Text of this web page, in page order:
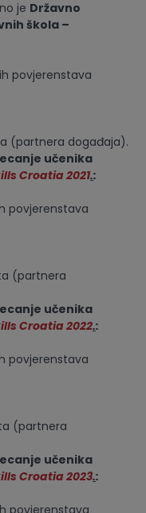
je Državno
škola –
povjerenstava
(partnera događaja).
učenika
Croatia 2021.:
povjerenstava
(partnera
učenika
Croatia 2022.:
povjerenstava
(partnera
učenika
Croatia 2023.:
povjerenstava